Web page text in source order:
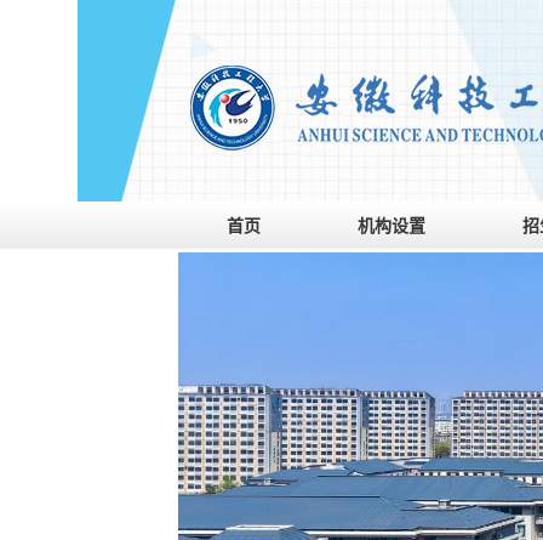
首页 机构设置